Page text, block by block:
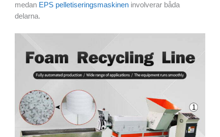
medan EPS pelletiseringsmaskinen involverar båda
delarna.